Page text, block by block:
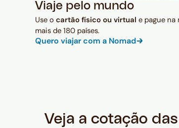
Viaje pelo mundo
Use o cartão físico ou virtual e pague na
mais de 180 países.
Quero viajar com a Nomad
Veja a cotação